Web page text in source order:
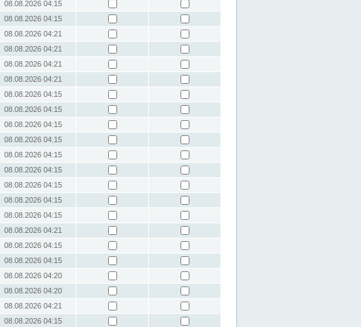
08.08.2026 04:15
08.08.2026 04:15
08.08.2026 04:21
08.08.2026 04:21
08.08.2026 04:21
08.08.2026 04:21
08.08.2026 04:15
08.08.2026 04:15
08.08.2026 04:15
08.08.2026 04:15
08.08.2026 04:15
08.08.2026 04:15
08.08.2026 04:15
08.08.2026 04:15
08.08.2026 04:15
08.08.2026 04:21
08.08.2026 04:15
08.08.2026 04:15
08.08.2026 04:20
08.08.2026 04:20
08.08.2026 04:21
08.08.2026 04:15